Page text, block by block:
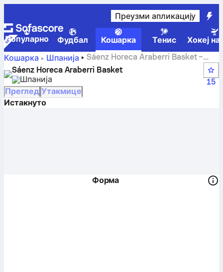
Преузми апликацију
Популарно Фудбал Кошарка Тенис
Хокеј
Кошарка
Шпанија
Sáenz Horeca Araberri Basket –
резултати, табела, распоред и играчи
Sáenz Horeca Araberri Basket
Шпанија
15
Преглед Утакмице
Истакнуто
Форма